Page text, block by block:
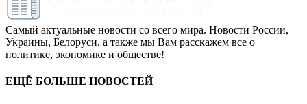
Самый актуальные новости со всего мира. Новости России,
Украины, Белоруси, а также мы Вам расскажем все о
политике, экономике и обществе!
ЕЩЁ БОЛЬШЕ НОВОСТЕЙ